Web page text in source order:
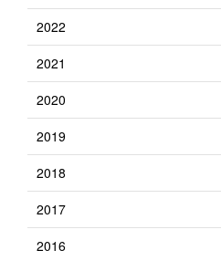
2022
2021
2020
2019
2018
2017
2016